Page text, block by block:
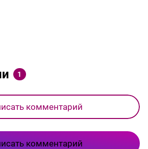
1
комментарий
комментарий